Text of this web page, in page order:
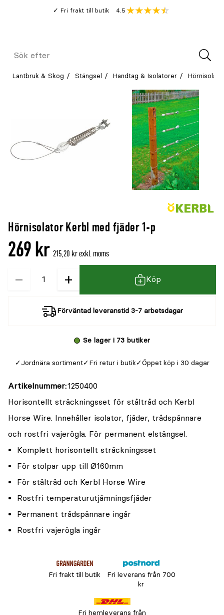
Fri frakt till butik
Genomsnitt
4.5
Meny
Sök
Lantbruk & Skog Stängsel Handtag & Isolatorer
Hörnisolator Kerbl med fjäder 1-p
269 kr 215,20 kr exkl. moms
−
Kvantitet + Köp
Förväntad leveranstid 3-7 arbetsdagar
Se lager i 73 butiker
Jordnära sortiment Fri retur i butik Öppet köp i 30 dagar
Artikelnummer 1250400
Horisontellt sträckningsset för ståltråd och Kerbl
Horse Wire. Innehåller isolator, fjäder, trådspännare
och rostfri vajerögla. För permanent elstängsel.
Komplett horisontellt sträckningsset
För stolpar upp till Ø160mm
För ståltråd och Kerbl Horse Wire
Rostfri temperaturutjämningsfjäder
Permanent trådspännare ingår
Rostfri vajerögla ingår
Fri frakt till butik
Fri leverans från 700
kr
Fri hemleverans från